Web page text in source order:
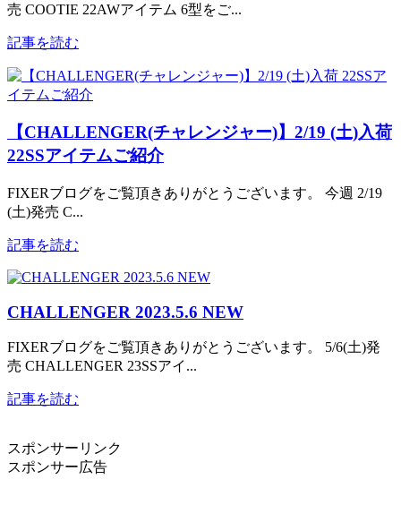
売 COOTIE 22AWアイテム 6型をご...
記事を読む
【CHALLENGER(チャレンジャー)】2/19 (土)入荷
22SSアイテムご紹介
FIXERブログをご覧頂きありがとうございます。 今週 2/19
(土)発売 C...
記事を読む
CHALLENGER 2023.5.6 NEW
FIXERブログをご覧頂きありがとうございます。 5/6(土)発
売 CHALLENGER 23SSアイ...
記事を読む
スポンサーリンク
スポンサー広告